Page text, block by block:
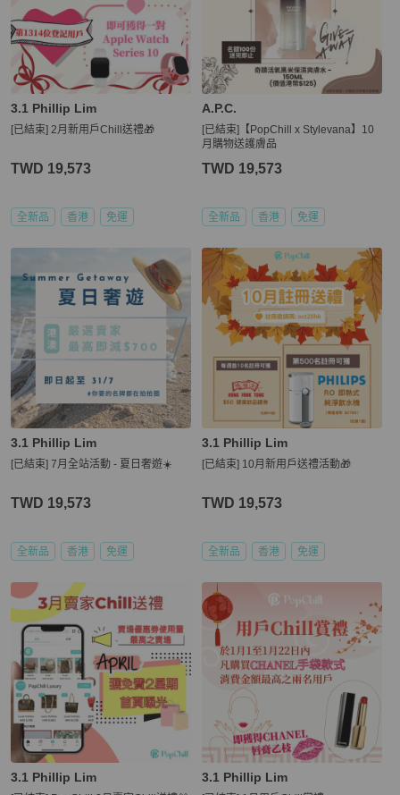
3.1 Phillip Lim
[已結束] 2月新用戶Chill送禮🎁
TWD 19,573
全新品 香港 免運
A.P.C.
[已結束]【PopChill x Stylevana】10
月購物送護膚品
TWD 19,573
全新品 香港 免運
3.1 Phillip Lim
[已結束] 7月全站活動 - 夏日奢遊☀️
TWD 19,573
全新品 香港 免運
3.1 Phillip Lim
[已結束] 10月新用戶送禮活動🎁
TWD 19,573
全新品 香港 免運
3.1 Phillip Lim 3.1 Phillip Lim